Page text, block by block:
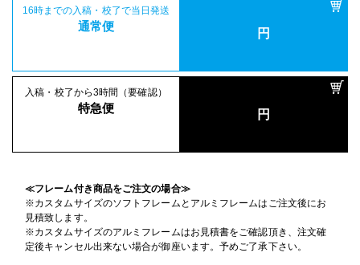
16時までの入稿・校了で当日発送
通常便 円
入稿・校了から3時間（要確認）
特急便 円
≪フレーム付き商品をご注文の場合≫
※カスタムサイズのソフトフレームとアルミフレームはご注文後にお
見積致します。
※カスタムサイズのアルミフレームはお見積書をご確認頂き、注文確
定後キャンセル出来ない場合が御座います。予めご了承下さい。